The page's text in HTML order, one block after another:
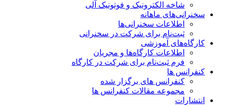
شاخه‌ الکترونیک و فوتونیک آلی
سخنرانی‌های ماهانه
اطلاعات سخنرانی‌‌ها
ثبت‌نام برای شرکت در سخنرانی
کارگاه‌های آموزشی
اطلاعات کارگاه‌ها و مجریان
فرم ثبت‌نام برای شرکت در کارگاه
کنفرانس ها
کنفرانس های برگزار شده
مجموعه مقالات کنفرانس ها
انتشارات